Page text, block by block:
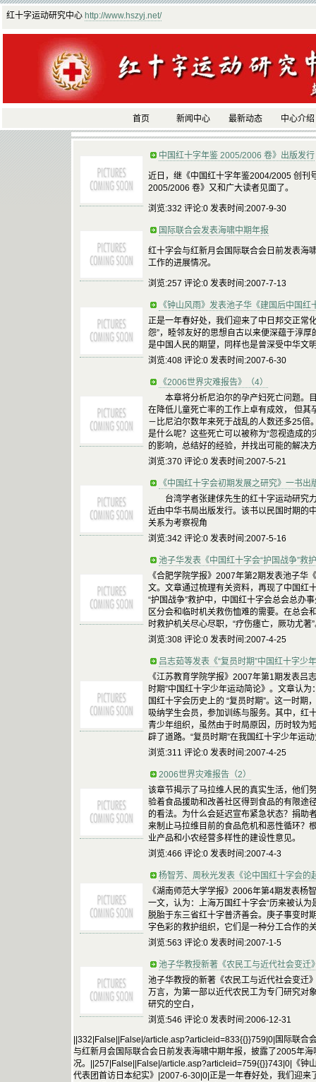
红十字运动研究中心 http://www.hszyj.net/
首页 新闻中心 最新动态 中心介绍
中国红十字年鉴 2005/2006 卷》出版发行
近日，继《中国红十字年鉴2004/2005 创刊
2005/2006 卷》又和广大读者见面了。
浏览:332 评论:0 发表时间:2007-9-30
国际联合会发表海啸中期年报
红十字会与红新月会国际联合会日前发表海
工作的进展情况。
浏览:257 评论:0 发表时间:2007-7-13
《钟山风雨》发表池子华《建国后中国
正是一年春好处，我们迎来了中日邦交正常
怨”，睦邻友好的思想自古以来便深蕴于淳
是中国人民的期望，同样也是曾深受中华文
浏览:408 评论:0 发表时间:2007-6-30
《2006世界灾难报告》（4）
本章将分析尼泊尔的孕产妇死亡问题。
在降低儿童死亡率的工作上卓有成效， 但
－比尼泊尔数年来死于战乱的人数还多25倍
是什么呢？这些死亡可以被称为“忽视造成
的影响，总结好的经验，并找出可能的解决
浏览:370 评论:0 发表时间:2007-5-21
《中国红十字会初期发展之研究》一书出
台湾学者张建俅先生的红十字运动研究
近由中华书局出版发行。该书以民国时期的
关系为考察视角
浏览:342 评论:0 发表时间:2007-5-16
池子华发表《中国红十字会“护国战争”救
《合肥学院学报》2007年第2期发表池子华
文。文章通过梳理有关资料，再现了中国红
“护国战争”救护中，中国红十字会总会总办
区分会和临时机关救伤恤难的需要。在总会
时救护机关尽心尽职，“疗伤瘗亡，厥功尤
浏览:308 评论:0 发表时间:2007-4-25
吕志茹等发表《“复员时期”中国红十字少
《江苏教育学院学报》2007年第1期发表吕
时期”中国红十字少年运动简论》。文章认
国红十字会历史上的 “复员时期”。这一时期
吸纳学生会员，参加训练与服务。其中，红
青少年组织，虽然由于时局原因，历时较为
辟了道路。“复员时期”在我国红十字少年运
浏览:311 评论:0 发表时间:2007-4-25
2006世界灾难报告（2）
该章节揭示了马拉维人民的真实生活，他们
验着食品援助和改善社区得到食品的有限途
的看法。为什么会延迟宣布紧急状态？捐助
来制止马拉维目前的食品危机和恶性循环？
业产品和小农经营多样性的建设性意见。
浏览:466 评论:0 发表时间:2007-4-3
杨智芳、周秋光发表《论中国红十字会的
《湖南师范大学学报》2006年第4期发表杨
一文，认为：上海万国红十字会“历来被认
脱胎于东三省红十字普济善会。庚子事变时
字色彩的救护组织，它们是一种分工合作的
浏览:563 评论:0 发表时间:2007-1-5
池子华教授新著《农民工与近代社会变迁
池子华教授的新著《农民工与近代社会变迁
万言，为第一部以近代农民工为专门研究对
研究的空白，
浏览:546 评论:0 发表时间:2006-12-31
||332|False||False|/article.asp?articleid=833{{}}759|0|国际联合
与红新月会国际联合会日前发表海啸中期年报，披露了2005年
况。||257|False||False|/article.asp?articleid=759{{}}743|0|《钟
代表团首访日本纪实》|2007-6-30|0|正是一年春好处，我们迎来